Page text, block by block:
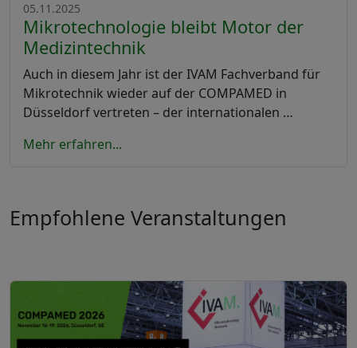
05.11.2025
Mikrotechnologie bleibt Motor der
Medizintechnik
Auch in diesem Jahr ist der IVAM Fachverband für
Mikrotechnik wieder auf der COMPAMED in
Düsseldorf vertreten – der internationalen …
Mehr erfahren...
Empfohlene Veranstaltungen